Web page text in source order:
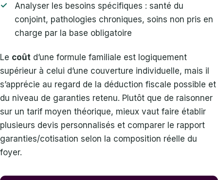
Analyser les besoins spécifiques : santé du
conjoint, pathologies chroniques, soins non pris en
charge par la base obligatoire
Le coût d’une formule familiale est logiquement
supérieur à celui d’une couverture individuelle, mais il
s’apprécie au regard de la déduction fiscale possible et
du niveau de garanties retenu. Plutôt que de raisonner
sur un tarif moyen théorique, mieux vaut faire établir
plusieurs devis personnalisés et comparer le rapport
garanties/cotisation selon la composition réelle du
foyer.